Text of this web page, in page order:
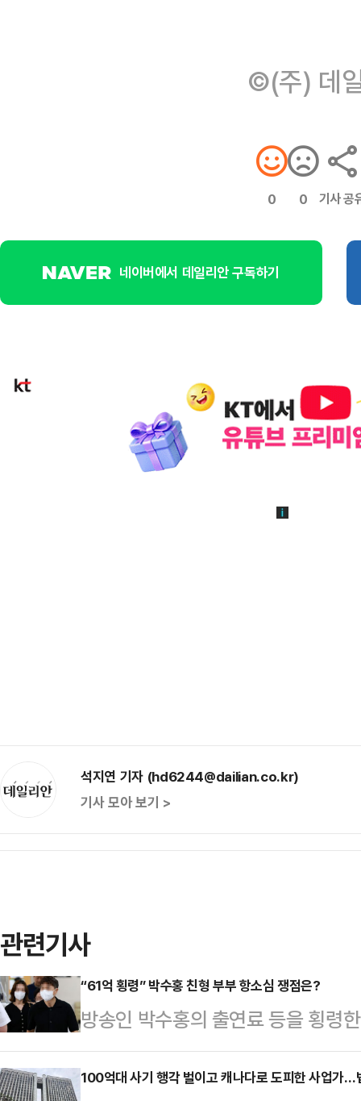
©(주) 데
0 0 기사 공
네이버에서 데일리안 구독하기
석지연 기자 (hd6244@dailian.co.kr)
기사 모아 보기 >
관련기사
“61억 횡령” 박수홍 친형 부부 항소심 쟁점은?
방송인 박수홍의 출연료 등을 횡령
됐다.13일 서울고등법원 제7형사
법률(횡령) 위반 혐의로 기소된 박
100억대 사기 행각 벌이고 캐나다로 도피한 사업가…